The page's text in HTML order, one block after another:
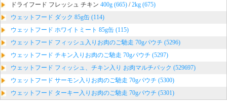
ドライフード フレッシュ チキン 400g (665) /2kg (675)
ウェットフード ダック 85g缶 (114)
ウェットフード ホワイトミート 85g缶 (115)
ウェットフード フィッシュ入りお肉のご馳走 70gパウチ (5296)
ウェットフード チキン入りお肉のご馳走 70gパウチ (5297)
ウェットフード フィッシュ、チキン入り お肉マルチパック (529697)
ウェットフード サーモン入りお肉のご馳走 70gパウチ (5300)
ウェットフード ターキー入りお肉のご馳走 70gパウチ (5301)